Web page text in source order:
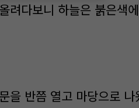
려다보니 하늘은 붉은색
을 반쯤 열고 마당으로 나